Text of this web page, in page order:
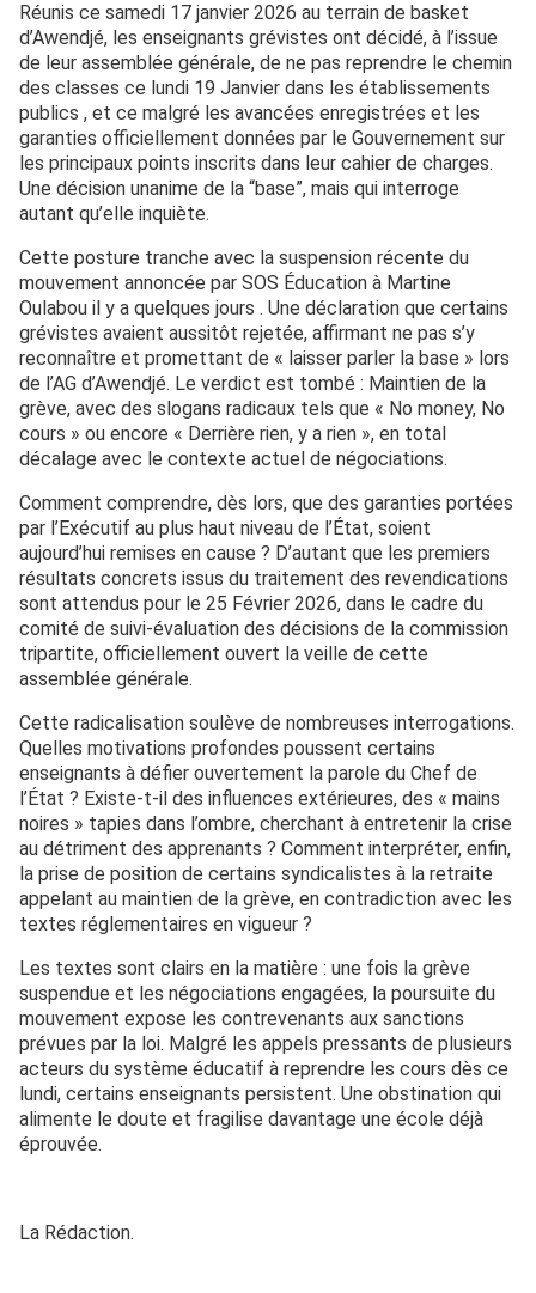
Réunis ce samedi 17 janvier 2026 au terrain de basket
d’Awendjé, les enseignants grévistes ont décidé, à l’issue
de leur assemblée générale, de ne pas reprendre le chemin
des classes ce lundi 19 Janvier dans les établissements
publics , et ce malgré les avancées enregistrées et les
garanties officiellement données par le Gouvernement sur
les principaux points inscrits dans leur cahier de charges.
Une décision unanime de la “base”, mais qui interroge
autant qu’elle inquiète.
Cette posture tranche avec la suspension récente du
mouvement annoncée par SOS Éducation à Martine
Oulabou il y a quelques jours . Une déclaration que certains
grévistes avaient aussitôt rejetée, affirmant ne pas s’y
reconnaître et promettant de « laisser parler la base » lors
de l’AG d’Awendjé. Le verdict est tombé : Maintien de la
grève, avec des slogans radicaux tels que « No money, No
cours » ou encore « Derrière rien, y a rien », en total
décalage avec le contexte actuel de négociations.
Comment comprendre, dès lors, que des garanties portées
par l’Exécutif au plus haut niveau de l’État, soient
aujourd’hui remises en cause ? D’autant que les premiers
résultats concrets issus du traitement des revendications
sont attendus pour le 25 Février 2026, dans le cadre du
comité de suivi-évaluation des décisions de la commission
tripartite, officiellement ouvert la veille de cette
assemblée générale.
Cette radicalisation soulève de nombreuses interrogations.
Quelles motivations profondes poussent certains
enseignants à défier ouvertement la parole du Chef de
l’État ? Existe-t-il des influences extérieures, des « mains
noires » tapies dans l’ombre, cherchant à entretenir la crise
au détriment des apprenants ? Comment interpréter, enfin,
la prise de position de certains syndicalistes à la retraite
appelant au maintien de la grève, en contradiction avec les
textes réglementaires en vigueur ?
Les textes sont clairs en la matière : une fois la grève
suspendue et les négociations engagées, la poursuite du
mouvement expose les contrevenants aux sanctions
prévues par la loi. Malgré les appels pressants de plusieurs
acteurs du système éducatif à reprendre les cours dès ce
lundi, certains enseignants persistent. Une obstination qui
alimente le doute et fragilise davantage une école déjà
éprouvée.
La Rédaction.